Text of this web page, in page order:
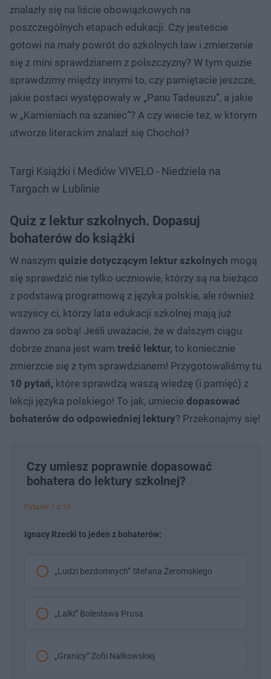
znalazły się na liście obowiązkowych na
poszczególnych etapach edukacji. Czy jesteście
gotowi na mały powrót do szkolnych ław i zmierzenie
się z mini sprawdzianem z polszczyzny? W tym quizie
sprawdzimy między innymi to, czy pamiętacie jeszcze,
jakie postaci występowały w „Panu Tadeuszu”, a jakie
w „Kamieniach na szaniec”? A czy wiecie też, w którym
utworze literackim znalazł się Chochoł?
Targi Książki i Mediów VIVELO - Niedziela na
Targach w Lublinie
Quiz z lektur szkolnych. Dopasuj
bohaterów do książki
W naszym quizie dotyczącym lektur szkolnych mogą
się sprawdzić nie tylko uczniowie, którzy są na bieżąco
z podstawą programową z języka polskie, ale również
wszyscy ci, którzy lata edukacji szkolnej mają już
dawno za sobą! Jeśli uważacie, że w dalszym ciągu
dobrze znana jest wam treść lektur, to koniecznie
zmierzcie się z tym sprawdzianem! Przygotowaliśmy tu
10 pytań, które sprawdzą waszą wiedzę (i pamięć) z
lekcji języka polskiego! To jak, umiecie dopasować
bohaterów do odpowiedniej lektury? Przekonajmy się!
Czy umiesz poprawnie dopasować
bohatera do lektury szkolnej?
Pytanie 1 z 10
Ignacy Rzecki to jeden z bohaterów:
„Ludzi bezdomnych” Stefana Żeromskiego
„Lalki” Bolesława Prusa
„Granicy” Zofii Nałkowskiej